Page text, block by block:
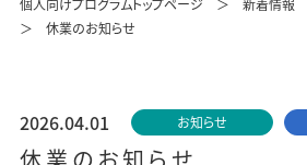
個人向けプログラムトップページ 新着情報
休業のお知らせ
2026.04.01 お知らせ